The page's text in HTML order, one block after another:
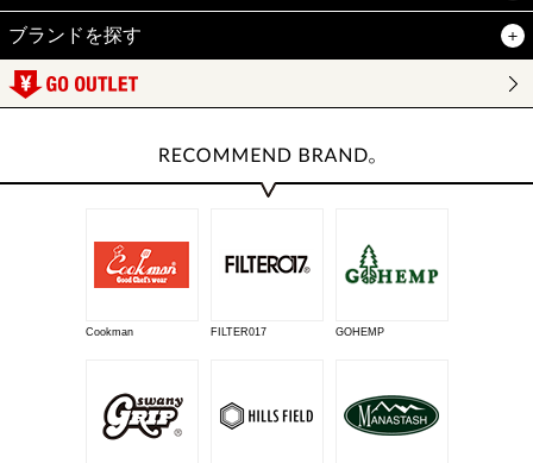
ブランドを探す
Cookman FILTER017 GOHEMP